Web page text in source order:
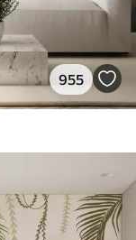
955